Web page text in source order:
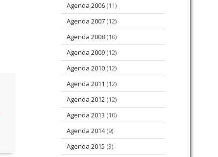
Agenda 2006 (11)
Agenda 2007 (12)
Agenda 2008 (10)
Agenda 2009 (12)
Agenda 2010 (12)
Agenda 2011 (12)
Agenda 2012 (12)
Agenda 2013 (10)
Agenda 2014(9)
Agenda 2015 (3)